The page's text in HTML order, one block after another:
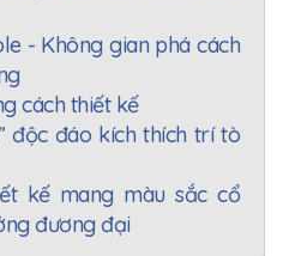
- Không gian phá cách
cách thiết kế
độc đáo kích thích trí tò
kế mang màu sắc cổ
đương đại